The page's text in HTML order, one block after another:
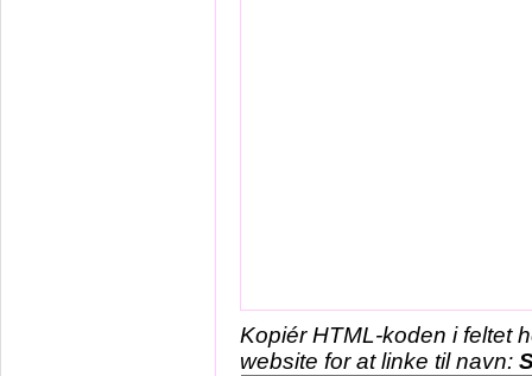
Kopiér HTML-koden i feltet
website for at linke til navn: